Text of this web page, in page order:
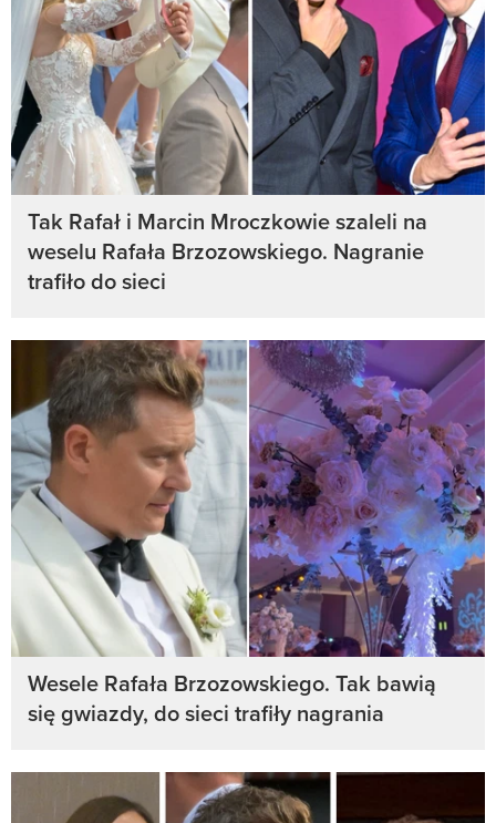
Tak Rafał i Marcin Mroczkowie szaleli na
weselu Rafała Brzozowskiego. Nagranie
trafiło do sieci
Wesele Rafała Brzozowskiego. Tak bawią
się gwiazdy, do sieci trafiły nagrania